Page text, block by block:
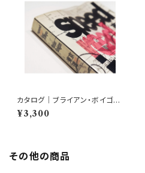
カタログ｜ブライアン・ボイゴン
｜東京速読
¥3,300
その他の商品